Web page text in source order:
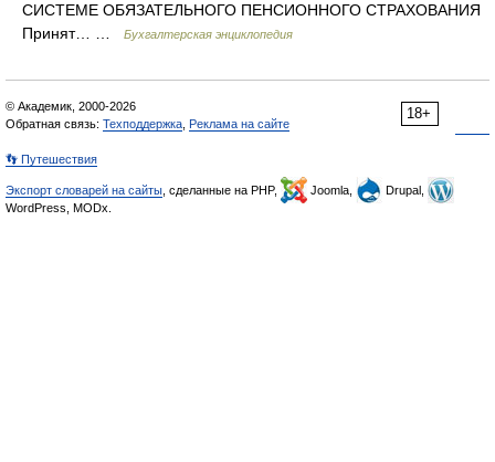
СИСТЕМЕ ОБЯЗАТЕЛЬНОГО ПЕНСИОННОГО СТРАХОВАНИЯ
Принят… …
Бухгалтерская энциклопедия
18+
© Академик, 2000-2026
Обратная связь: Техподдержка Реклама на сайте
👣 Путешествия
Экспорт словарей на сайты , сделанные на PHP, Joomla,
Drupal,
WordPress, MODx.